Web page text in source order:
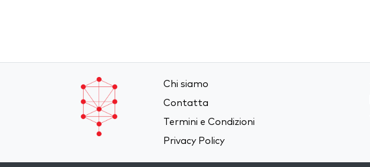
Chi siamo
Contatta
Termini e Condizioni
Privacy Policy